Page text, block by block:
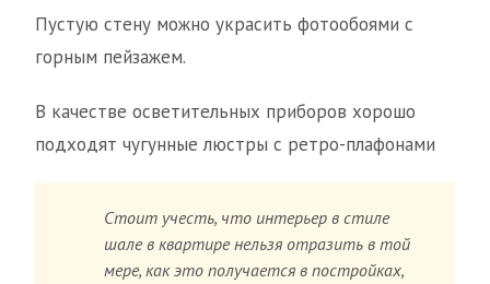
Пустую стену можно украсить фотообоями с
горным пейзажем.
В качестве осветительных приборов хорошо
подходят чугунные люстры с ретро-плафонами
Стоит учесть, что интерьер в стиле
шале в квартире нельзя отразить в той
мере, как это получается в постройках,